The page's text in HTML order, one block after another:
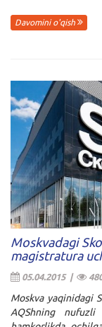
Davomini o'qish
Moskvadagi
magistratura
05.04.2015 |
Moskva yaqinidagi
AQShning